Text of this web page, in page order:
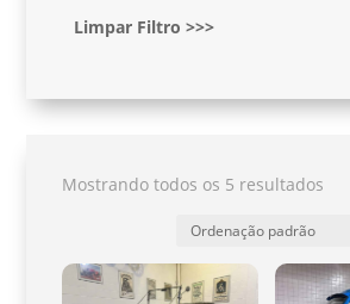
Limpar Filtro >>>
Mostrando todos os 5 resultados